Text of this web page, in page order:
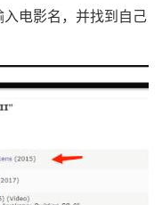
电影名，并找到自己